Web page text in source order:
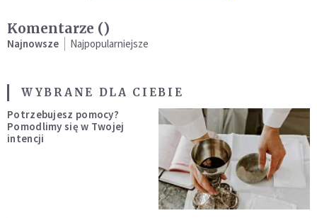
Komentarze ()
Najnowsze Najpopularniejsze
WYBRANE DLA CIEBIE
Potrzebujesz pomocy?
Pomodlimy się w Twojej
intencji